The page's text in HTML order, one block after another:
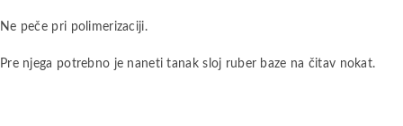
Ne peče pri polimerizaciji.
Pre njega potrebno je naneti tanak sloj ruber baze na čitav nokat.